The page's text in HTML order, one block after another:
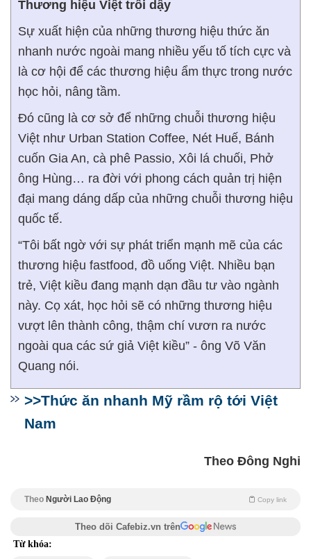
Thương hiệu Việt trỗi dậy
Sự xuất hiện của những thương hiệu thức ăn
nhanh nước ngoài mang nhiều yếu tố tích cực và
là cơ hội để các thương hiệu ẩm thực trong nước
học hỏi, nâng tầm.
Đó cũng là cơ sở để những chuỗi thương hiệu
Việt như Urban Station Coffee, Nét Huế, Bánh
cuốn Gia An, cà phê Passio, Xôi lá chuối, Phở
ông Hùng… ra đời với phong cách quản trị hiện
đại mang dáng dấp của những chuỗi thương hiệu
quốc tế.
“Tôi bất ngờ với sự phát triển mạnh mẽ của các
thương hiệu fastfood, đồ uống Việt. Nhiều bạn
trẻ, Việt kiều đang mạnh dạn đầu tư vào ngành
này. Cọ xát, học hỏi sẽ có những thương hiệu
vượt lên thành công, thậm chí vươn ra nước
ngoài qua các sứ giả Việt kiều” - ông Võ Văn
Quang nói.
>>Thức ăn nhanh Mỹ rầm rộ tới Việt
Nam
Theo Đông Nghi
Theo Người Lao Động Copy link
Theo dõi Cafebiz.vn trên
Từ khóa: